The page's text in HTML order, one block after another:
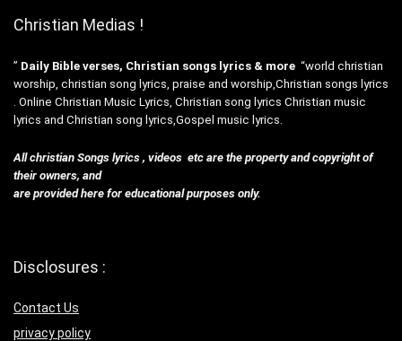
Christian Medias !
” Daily Bible verses, Christian songs lyrics & more “world christian
worship, christian song lyrics, praise and worship,Christian songs lyrics
. Online Christian Music Lyrics, Christian song lyrics Christian music
lyrics and Christian song lyrics,Gospel music lyrics.
All christian Songs lyrics , videos etc are the property and copyright of
their owners, and
are provided here for educational purposes only.
Disclosures :
Contact Us
privacy policy